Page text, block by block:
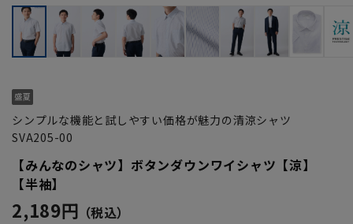
シンプルな機能と試しやすい価格が魅力の清涼シャツ
SVA205-00
【みんなのシャツ】ボタンダウンワイシャツ【涼】
【半袖】
2,189円